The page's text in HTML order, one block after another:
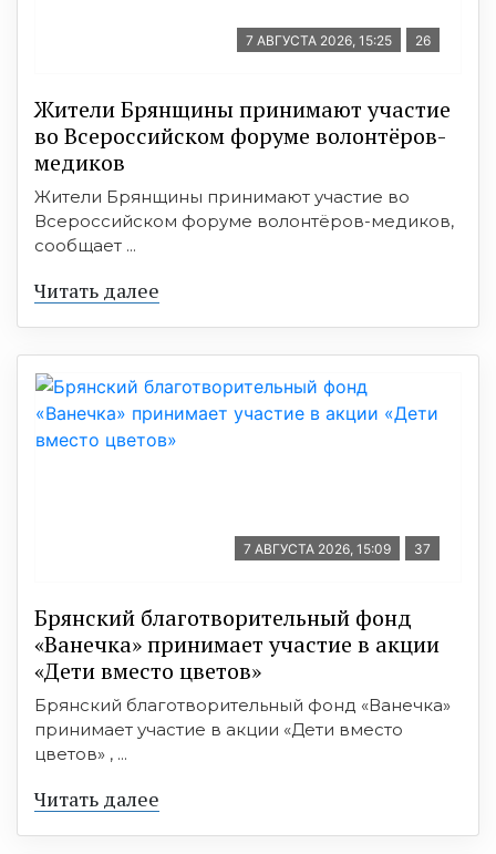
7 АВГУСТА 2026, 15:25 26
Жители Брянщины принимают участие
во Всероссийском форуме волонтёров-
медиков
Жители Брянщины принимают участие во
Всероссийском форуме волонтёров-медиков,
сообщает ...
Читать далее
7 АВГУСТА 2026, 15:09 37
Брянский благотворительный фонд
«Ванечка» принимает участие в акции
«Дети вместо цветов»
Брянский благотворительный фонд «Ванечка»
принимает участие в акции «Дети вместо
цветов» , ...
Читать далее